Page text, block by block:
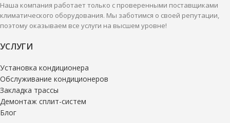
и средних помещений.
Наша компания работает только с проверенными поставщиками
климатического оборудования. Мы заботимся о своей репутации,
поэтому оказываем все услуги на высшем уровне!
УСЛУГИ
Установка кондиционера
Обслуживание кондиционеров
Закладка трассы
Демонтаж сплит-систем
Блог